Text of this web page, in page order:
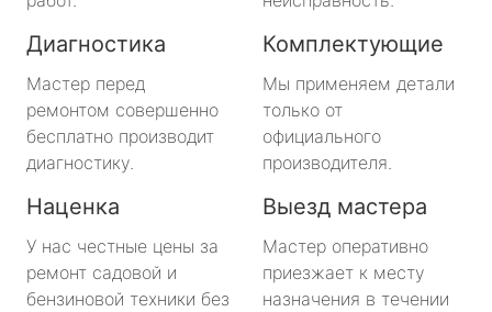
Диагностика
Мастер перед
ремонтом совершенно
бесплатно производит
диагностику.
Комплектующие
Мы применяем детали
только от
официального
производителя.
Наценка
У нас честные цены за
ремонт садовой и
бензиновой техники без
Выезд мастера
Мастер оперативно
приезжает к месту
назначения в течении